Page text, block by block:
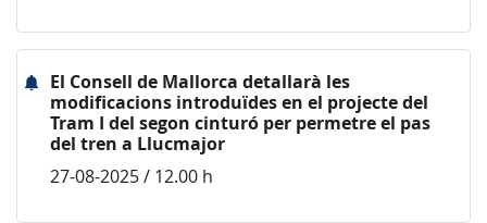
El Consell de Mallorca detallarà les
modificacions introduïdes en el projecte del
Tram I del segon cinturó per permetre el pas
del tren a Llucmajor
27-08-2025 / 12.00 h